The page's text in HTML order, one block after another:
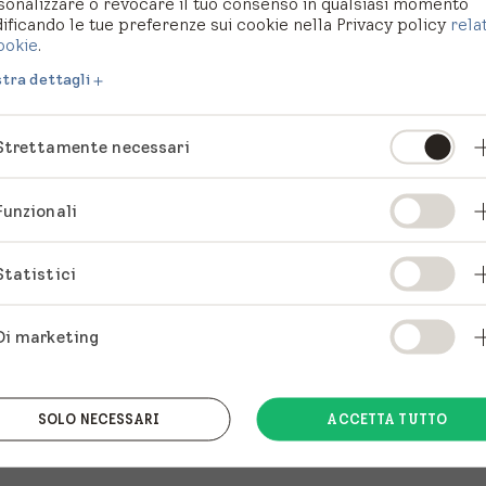
le tue preferenze sui cookie nella Privacy policy
.
dettagli
necessari
marketing
SOLO NECESSARI ACCETTA TUTTO
che stavi
Continua la tua ricerca